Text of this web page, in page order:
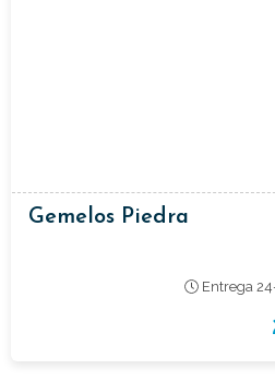
Gemelos Piedra
Entrega